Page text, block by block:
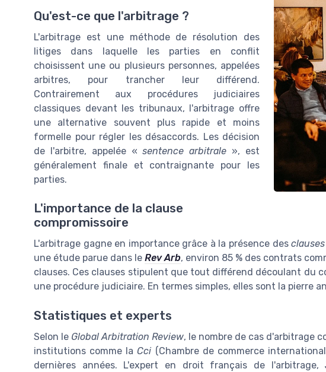
Qu'est-ce que l'arbitrage ?
L'arbitrage est une méthode de résolution des
litiges dans laquelle les parties en conflit
choisissent une ou plusieurs personnes, appelées
arbitres, pour trancher leur différend.
Contrairement aux procédures judiciaires
classiques devant les tribunaux, l'arbitrage offre
une alternative souvent plus rapide et moins
formelle pour régler les désaccords. Les décision
de l'arbitre, appelée «sentence arbitrale », est
généralement finale et contraignante pour les
parties.
L'importance de la clause
compromissoire
L'arbitrage gagne en importance grâce à la présence des
une étude parue dans le Rev Arb, environ 85 % des contrats
clauses. Ces clauses stipulent que tout différend découlant du
une procédure judiciaire. En termes simples, elles sont la pierre
Statistiques et experts
Selon le Global Arbitration Review, le nombre de cas d'arbitrage
institutions comme laCci (Chambre de commerce
dernières années. L'expert en droit français de l'arbitrage,